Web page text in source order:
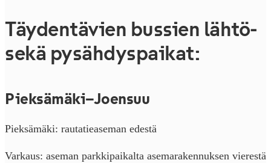
Täydentävien bussien lähtö-
sekä pysähdyspaikat:
Pieksämäki–Joensuu
Pieksämäki: rautatieaseman edestä
Varkaus: aseman parkkipaikalta asemarakennuksen vierestä